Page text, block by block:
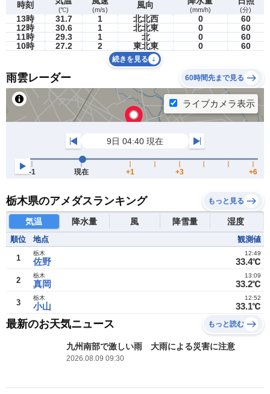
時刻 (℃) (m/s) 風向 (mm/h) (分)
13時 31.7 1 北北西 0
60
12時
30.6 1 北北東 0
60
11時
29.3 1 北 0
60
10時
27.2 2 東北東 0 60
続きを見る
雨雲レーダー 60時間先まで見る
栃木県のアメダスランキング もっと見る
気温 降水量 風 降雪量 湿度
順位 地点 観測値
1 佐野
栃木
33.4℃
12:49
2 真岡
栃木
33.2℃
13:09
3 小山
栃木
33.1℃
12:52
最新のお天気ニュース もっと読む
九州南部で激しい雨 大雨による災害に注意
2026.08.09 09:30